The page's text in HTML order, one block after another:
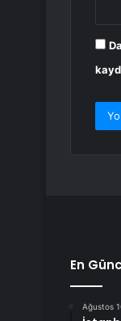
En
Ağustos